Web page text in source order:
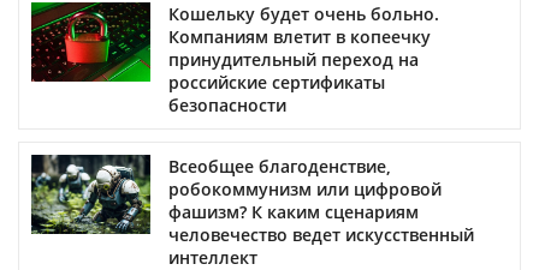
Кошельку будет очень больно.
Компаниям влетит в копеечку
принудительный переход на
российские сертификаты
безопасности
Всеобщее благоденствие,
робокоммунизм или цифровой
фашизм? К каким сценариям
человечество ведет искусственный
интеллект